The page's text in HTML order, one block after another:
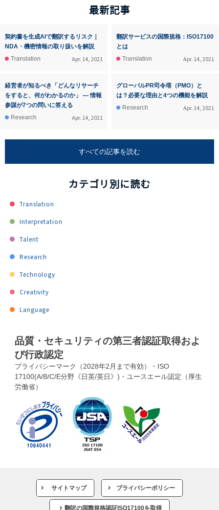
最新記事
契約書を生成AIで翻訳するリスク｜
NDA・機密情報の取り扱いを解説
Translation
Apr. 14, 2021
翻訳サービスの国際規格：ISO17100
とは
Translation
Apr. 14, 2021
経営者が知るべき「どんなリサーチ
をすると、何がわかるのか」 ― 情報
参謀が7つの問いに答える
Research
Apr. 14, 2021
グローバルPR司令塔（PMO）と
は？必要な理由と4つの機能を解説
Research
Apr. 14, 2021
すべての記事を読む
カテゴリ別に読む
Translation
Interpretation
Talent
Research
Technology
Creativity
Language
品質・セキュリティの第三者認証取得およ
び行政認定
プライバシーマーク（2028年2月まで有効）・ISO
17100(A/B/C/E分野《日英/英日》)・ユースエール認定（厚生
労働省）
サイトマップ プライバシーポリシー
翻訳の国際規格認証ISO17100を取得